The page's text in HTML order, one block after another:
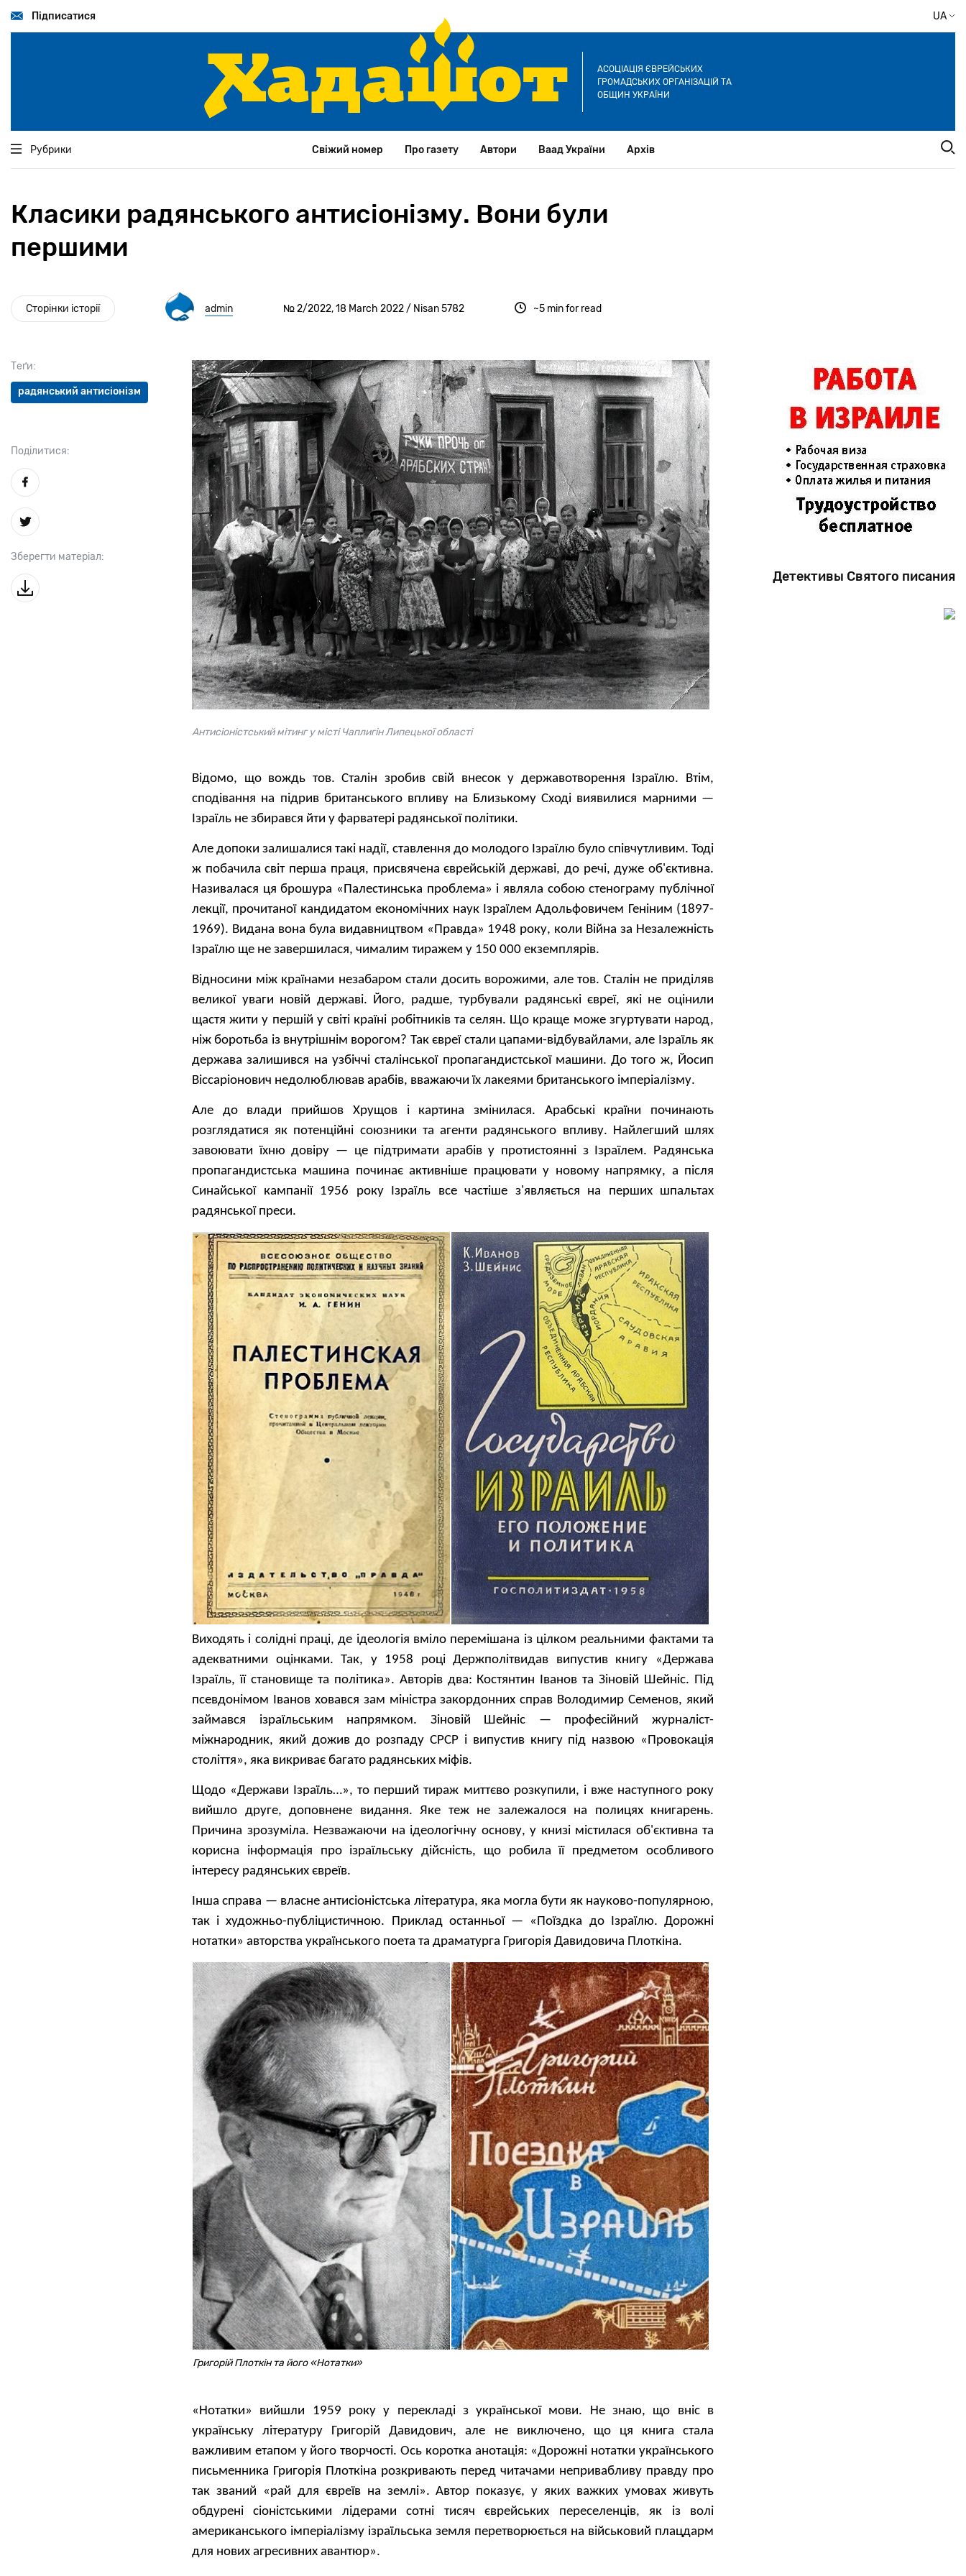
основногоПідписатися UA
АСОЦІАЦІЯ ЄВРЕЙСЬКИХ
ГРОМАДСЬКИХ ОРГАНІЗАЦІЙ ТА
ОБЩИН УКРАЇНИ
Рубрики Свіжий номер Про газету Автори Ваад України Архів
Класики радянського антисіонізму. Вони були
першими
Сторінки історії admin № 2/2022, 18 March 2022 / Nisan 5782 ~5 min for read
Теґи:
радянський антисіонізм
Поділитися:
Зберегти матеріал:
Антисіоністський мітинг у місті Чаплигін Липецької області
Відомо, що вождь тов. Сталін зробив свій внесок у державотворення Ізраїлю. Втім,
сподівання на підрив британського впливу на Близькому Сході виявилися марними —
Ізраїль не збирався йти у фарватері радянської політики.
Але допоки залишалися такі надії, ставлення до молодого Ізраїлю було співчутливим. Тоді
ж побачила світ перша праця, присвячена єврейській державі, до речі, дуже об'єктивна.
Називалася ця брошура «Палестинська проблема» і являла собою стенограму публічної
лекції, прочитаної кандидатом економічних наук Ізраїлем Адольфовичем Геніним (1897-
1969). Видана вона була видавництвом «Правда» 1948 року, коли Війна за Незалежність
Ізраїлю ще не завершилася, чималим тиражем у 150 000 екземплярів.
Відносини між країнами незабаром стали досить ворожими, але тов. Сталін не приділяв
великої уваги новій державі. Його, радше, турбували радянські євреї, які не оцінили
щастя жити у першій у світі країні робітників та селян. Що краще може згуртувати народ,
ніж боротьба із внутрішнім ворогом? Так євреї стали цапами-відбувайлами, але Ізраїль як
держава залишився на узбіччі сталінської пропагандистської машини. До того ж, Йосип
Віссаріонович недолюблював арабів, вважаючи їх лакеями британського імперіалізму.
Але до влади прийшов Хрущов і картина змінилася. Арабські країни починають
розглядатися як потенційні союзники та агенти радянського впливу. Найлегший шлях
завоювати їхню довіру — це підтримати арабів у протистоянні з Ізраїлем. Радянська
пропагандистська машина починає активніше працювати у новому напрямку, а після
Синайської кампанії 1956 року Ізраїль все частіше з'являється на перших шпальтах
радянської преси.
Виходять і солідні праці, де ідеологія вміло перемішана із цілком реальними фактами та
адекватними оцінками. Так, у 1958 році Держполітвидав випустив книгу «Держава
Ізраїль, її становище та політика». Авторів два: Костянтин Іванов та Зіновій Шейніс. Під
псевдонімом Іванов ховався зам міністра закордонних справ Володимир Семенов, який
займався ізраїльським напрямком. Зіновій Шейніс — професійний журналіст-
міжнародник, який дожив до розпаду СРСР і випустив книгу під назвою «Провокація
століття», яка викриває багато радянських міфів.
Щодо «Держави Ізраїль…», то перший тираж миттєво розкупили, і вже наступного року
вийшло друге, доповнене видання. Яке теж не залежалося на полицях книгарень.
Причина зрозуміла. Незважаючи на ідеологічну основу, у книзі містилася об'єктивна та
корисна інформація про ізраїльську дійсність, що робила її предметом особливого
інтересу радянських євреїв.
Інша справа — власне антисіоністська література, яка могла бути як науково-популярною,
так і художньо-публіцистичною. Приклад останньої — «Поїздка до Ізраїлю. Дорожні
нотатки» авторства українського поета та драматурга Григорія Давидовича Плоткіна.
Григорій Плоткін та його «Нотатки»
«Нотатки» вийшли 1959 року у перекладі з української мови. Не знаю, що вніс в
українську літературу Григорій Давидович, але не виключено, що ця книга стала
важливим етапом у його творчості. Ось коротка анотація: «Дорожні нотатки українського
письменника Григорія Плоткіна розкривають перед читачами непривабливу правду про
так званий «рай для євреїв на землі». Автор показує, у яких важких умовах живуть
обдурені сіоністськими лідерами сотні тисяч єврейських переселенців, як із волі
американського імперіалізму ізраїльська земля перетворюється на військовий плацдарм
для нових агресивних авантюр».
Детективы Святого писания